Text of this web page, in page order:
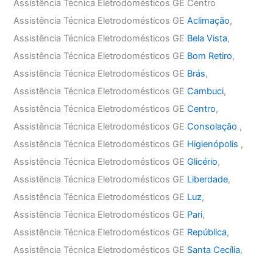
Assistência Técnica Eletrodomésticos GE Centro
Assistência Técnica Eletrodomésticos GEAclimação,
Assistência Técnica Eletrodomésticos GE Bela Vista,
Assistência Técnica Eletrodomésticos GE Bom Retiro,
Assistência Técnica Eletrodomésticos GE Brás,
Assistência Técnica Eletrodomésticos GECambuci,
Assistência Técnica Eletrodomésticos GECentro,
Assistência Técnica Eletrodomésticos GEConsolação ,
Assistência Técnica Eletrodomésticos GE Higienópolis ,
Assistência Técnica Eletrodomésticos GEGlicério,
Assistência Técnica Eletrodomésticos GE Liberdade,
Assistência Técnica Eletrodomésticos GE Luz,
Assistência Técnica Eletrodomésticos GE Pari,
Assistência Técnica Eletrodomésticos GE República,
Assistência Técnica Eletrodomésticos GE Santa Cecília,